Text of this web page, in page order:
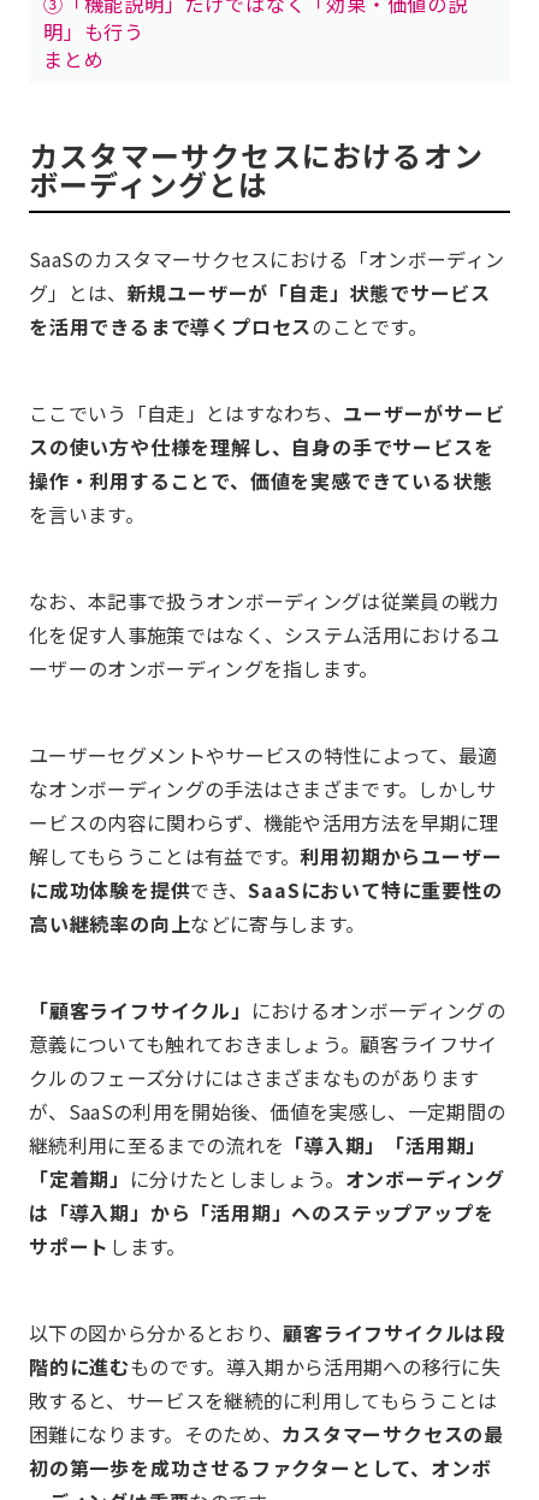
明」も行う
まとめ
カスタマーサクセスにおけるオン
ボーディングとは
SaaSのカスタマーサクセスにおける「オンボーディン
グ」とは、 新規ユーザーが「自走」状態でサービス
を活用できるまで導くプロセスのことです。
ここでいう「自走」とはすなわち、 ユーザーがサービ
スの使い方や仕様を理解し、自身の手でサービスを
操作・利用することで、価値を実感できている状態
を言います。
なお、本記事で扱うオンボーディングは従業員の戦力
化を促す人事施策ではなく、システム活用におけるユ
ーザーのオンボーディングを指します。
ユーザーセグメントやサービスの特性によって、最適
なオンボーディングの手法はさまざまです。しかしサ
ービスの内容に関わらず、機能や活用方法を早期に理
解してもらうことは有益です。利用初期からユーザー
に成功体験を提供でき、SaaSにおいて特に重要性の
高い継続率の向上などに寄与します。
「顧客ライフサイクル」 におけるオンボーディングの
意義についても触れておきましょう。顧客ライフサイ
クルのフェーズ分けにはさまざまなものがあります
が、SaaSの利用を開始後、価値を実感し、一定期間の
継続利用に至るまでの流れを 「導入期」「活用期」
「定着期」 に分けたとしましょう。 オンボーディング
は「導入期」から「活用期」へのステップアップを
サポート します。
以下の図から分かるとおり、顧客ライフサイクルは段
階的に進むものです。導入期から活用期への移行に失
敗すると、サービスを継続的に利用してもらうことは
困難になります。そのため、 カスタマーサクセスの最
初の第一歩を成功させるファクターとして、オンボ